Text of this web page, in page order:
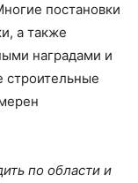
постановки
а также
наградами и
по области и